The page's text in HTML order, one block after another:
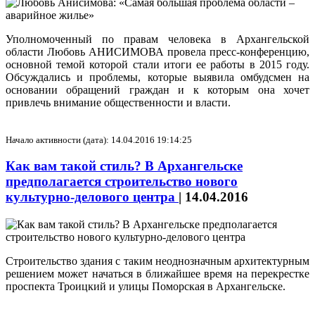
Уполномоченный по правам человека в Архангельской
области Любовь АНИСИМОВА провела пресс-конференцию,
основной темой которой стали итоги ее работы в 2015 году.
Обсуждались и проблемы, которые выявила омбудсмен на
основании обращений граждан и к которым она хочет
привлечь внимание общественности и власти.
Начало активности (дата): 14.04.2016 19:14:25
Как вам такой стиль? В Архангельске
предполагается строительство нового
культурно-делового центра | 14.04.2016
Строительство здания с таким неоднозначным архитектурным
решением может начаться в ближайшее время на перекрестке
проспекта Троицкий и улицы Поморская в Архангельске.